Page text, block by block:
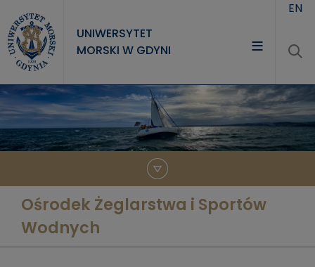
UNIWERSYTET
MORSKI W GDYNI
UNIWERSYTET
STUDIA
NAUKA
KONTAKT
EN
Ośrodek Żeglarstwa i Sportów
Wodnych